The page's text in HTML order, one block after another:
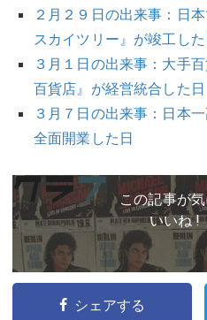
２月２９日の出来事：日
スカイツリー』が竣工した
３月１日の出来事：大手
百貨店』が経営統合した日
３月７日の出来事：日本
全面開業した日
この記事が
いいね !
シェアする